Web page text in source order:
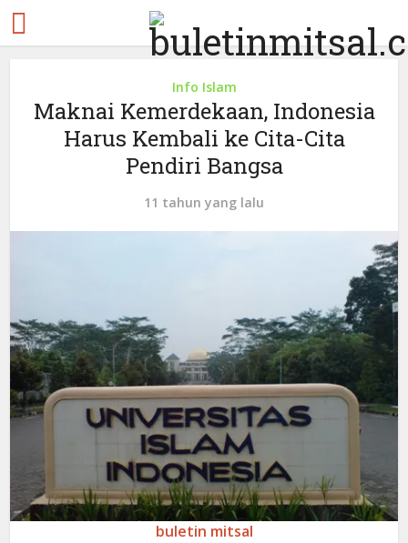
Info Islam
Maknai Kemerdekaan, Indonesia
Harus Kembali ke Cita-Cita
Pendiri Bangsa
11 tahun yang lalu
buletin mitsal